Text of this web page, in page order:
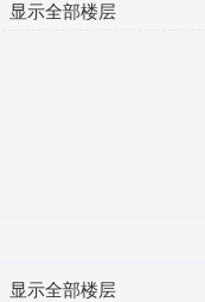
显示全部楼层
显示全部楼层